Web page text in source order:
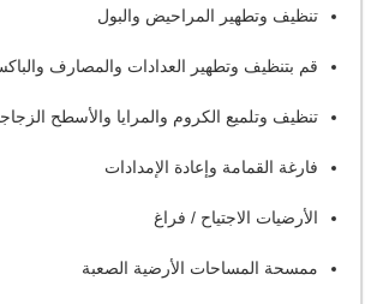
تنظيف وتطهير المراحيض والبول
قم بتنظيف وتطهير العدادات والمصارف
تنظيف وتلميع الكروم والمرايا والأسطح
فارغة القمامة وإعادة الإمدادات
الأرضيات الاجتياح / فراغ
ممسحة المساحات الأرضية الصعبة